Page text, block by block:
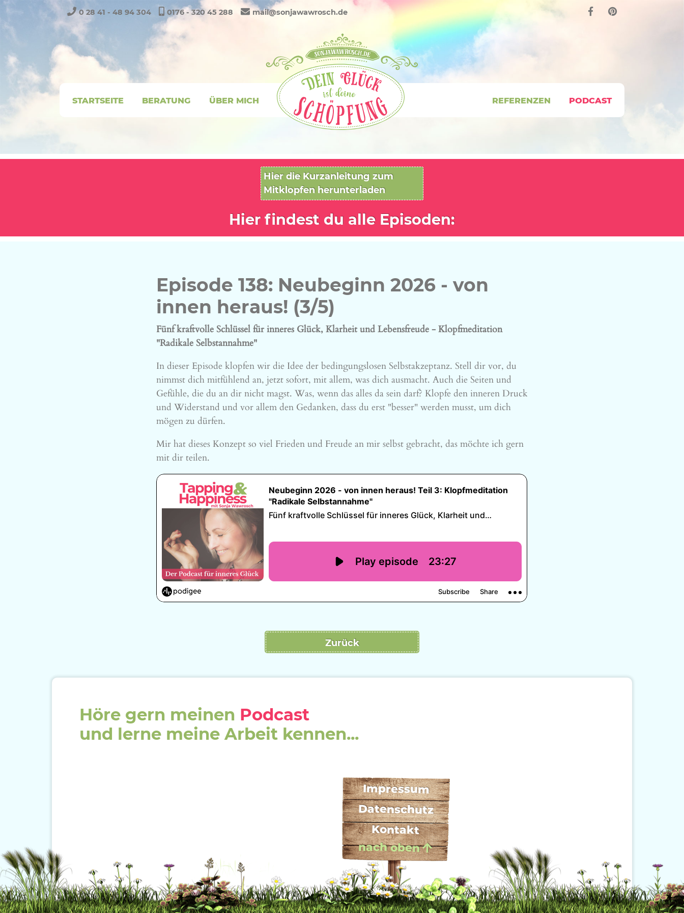
0 28 41 - 48 94 304 0176 - 320 45 288 mail@sonjawawrosch.de
STARTSEITE BERATUNG ÜBER MICH REFERENZEN PODCAST
Hier die Kurzanleitung zum
Mitklopfen herunterladen
Hier findest du alle Episoden:
Episode 138: Neubeginn 2026 - von
innen heraus! (3/5)
Fünf kraftvolle Schlüssel für inneres Glück, Klarheit und Lebensfreude - Klopfmeditation
"Radikale Selbstannahme"
In dieser Episode klopfen wir die Idee der bedingungslosen Selbstakzeptanz. Stell dir vor, du
nimmst dich mitfühlend an, jetzt sofort, mit allem, was dich ausmacht. Auch die Seiten und
Gefühle, die du an dir nicht magst. Was, wenn das alles da sein darf? Klopfe den inneren Druck
und Widerstand und vor allem den Gedanken, dass du erst "besser" werden musst, um dich
mögen zu dürfen.
Mir hat dieses Konzept so viel Frieden und Freude an mir selbst gebracht, das möchte ich gern
mit dir teilen.
Zurück
Höre gern meinen Podcast
und lerne meine Arbeit kennen...
Impressum
Datenschutz
Kontakt
nach oben